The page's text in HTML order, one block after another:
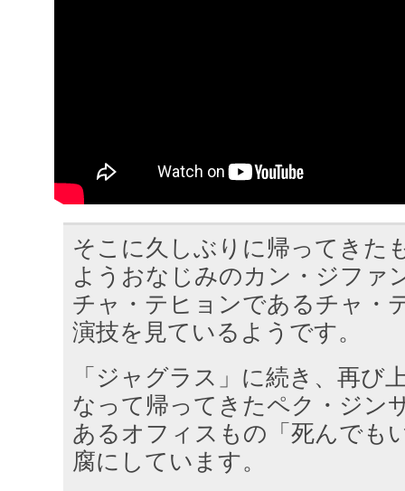
そこに久しぶりに帰ってきた
ようおなじみのカン・ジファ
チャ・テヒョンであるチャ・
演技を見ているようです。
「ジャグラス」に続き、再び
なって帰ってきたペク・ジン
あるオフィスもの「死んでも
腐にしています。